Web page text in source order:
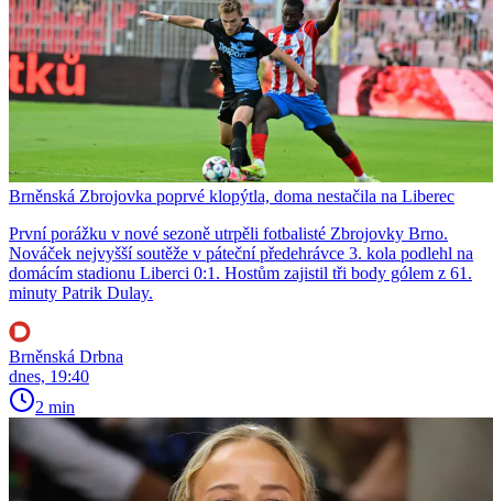
Brněnská Zbrojovka poprvé klopýtla, doma nestačila na Liberec
První porážku v nové sezoně utrpěli fotbalisté Zbrojovky Brno.
Nováček nejvyšší soutěže v páteční předehrávce 3. kola podlehl na
domácím stadionu Liberci 0:1. Hostům zajistil tři body gólem z 61.
minuty Patrik Dulay.
Brněnská Drbna
dnes, 19:40
2 min